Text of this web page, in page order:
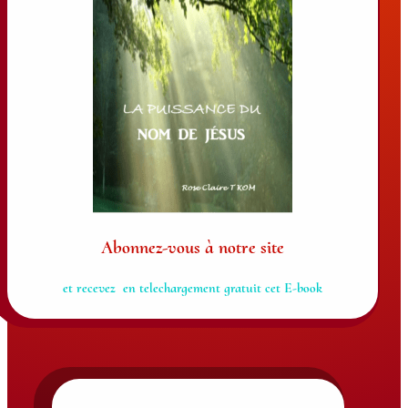
Abonnez-vous à notre site
et recevez en telechargement gratuit cet E-book